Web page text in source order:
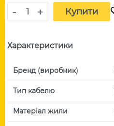
- + Купити
Характеристики
Бренд (виробник)
Тип кабелю
Матеріал жили